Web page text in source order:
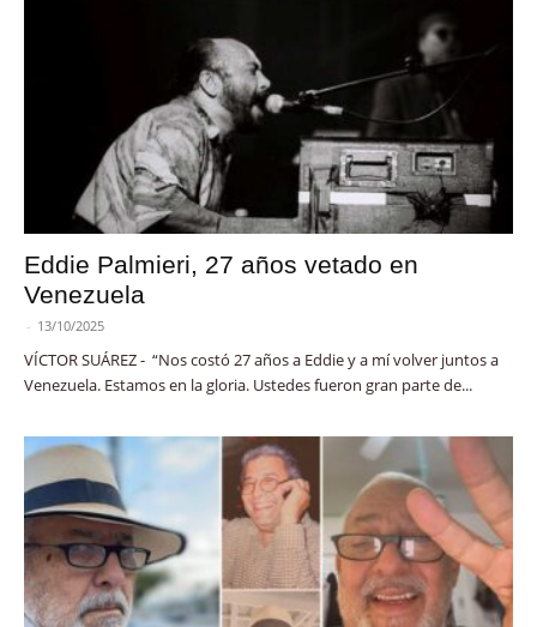
Eddie Palmieri, 27 años vetado en
Venezuela
- 13/10/2025
VÍCTOR SUÁREZ - “Nos costó 27 años a Eddie y a mí volver juntos a
Venezuela. Estamos en la gloria. Ustedes fueron gran parte de...